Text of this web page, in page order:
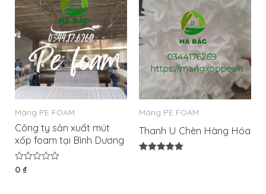
Màng PE FOAM
Công ty sản xuất mút
xốp foam tại Bình Dương
Được
0₫
Màng PE FOAM
Thanh U Chèn Hàng Hóa